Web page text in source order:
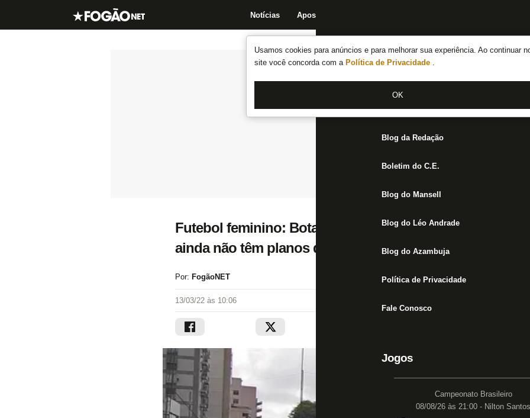
Usamos cookies para anúncios e para melhorar sua experiência. Ao continuar
site você concorda com a Política de Privacidade .
OK
Notícias Apostas
Notícias do Botafogo
Fórum
Jogos
Blog da Redação
Boletim do C.E.
Blog do Mansell
Blog do Léo Andrade
Blog do Azambuja
Política de Privacidade
Fale Conosco
Jogos
Campeonato Brasileiro
08/08/26 às 21:00 - Nilton Santos
Futebol feminino: Botafogo e Vasco investem visando
ainda não têm planos definidos na SAF
Por: FogãoNET
13/03/22 às 10:06